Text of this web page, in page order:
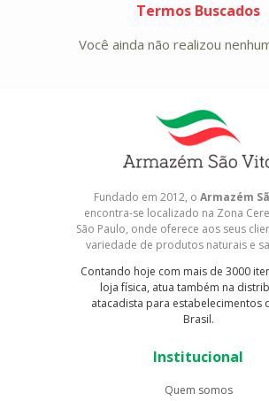
Termos Buscados
Você ainda não realizou
Fundado em 2012, o Armazém
encontra-se localizado na Zona
São Paulo, onde oferece aos seus
variedade de produtos naturais e
Contando hoje com mais de 3000
loja física, atua também na
atacadista para estabelecimentos
Brasil.
Institucional
Quem somos